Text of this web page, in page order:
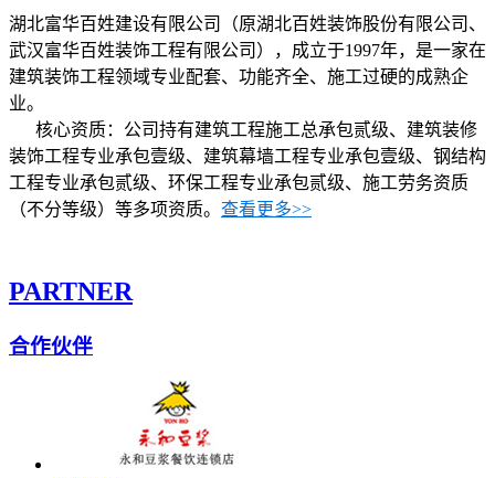
湖北富华百姓建设有限公司（原湖北百姓装饰股份有限公司、
武汉富华百姓装饰工程有限公司），成立于1997年，是一家在
建筑装饰工程领域专业配套、功能齐全、施工过硬的成熟企
业。
核心资质：公司持有建筑工程施工总承包贰级、建筑装修
装饰工程专业承包壹级、建筑幕墙工程专业承包壹级、钢结构
工程专业承包贰级、环保工程专业承包贰级、施工劳务资质
（不分等级）等多项资质。 查看更多>>
PARTNER
合作伙伴